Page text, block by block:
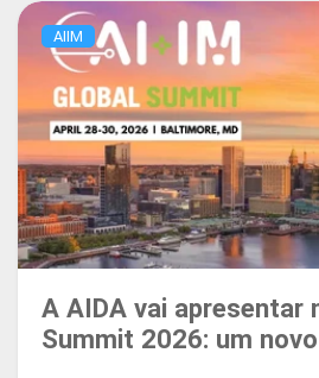
AIIM
A AIDA vai apresentar
Summit 2026: um